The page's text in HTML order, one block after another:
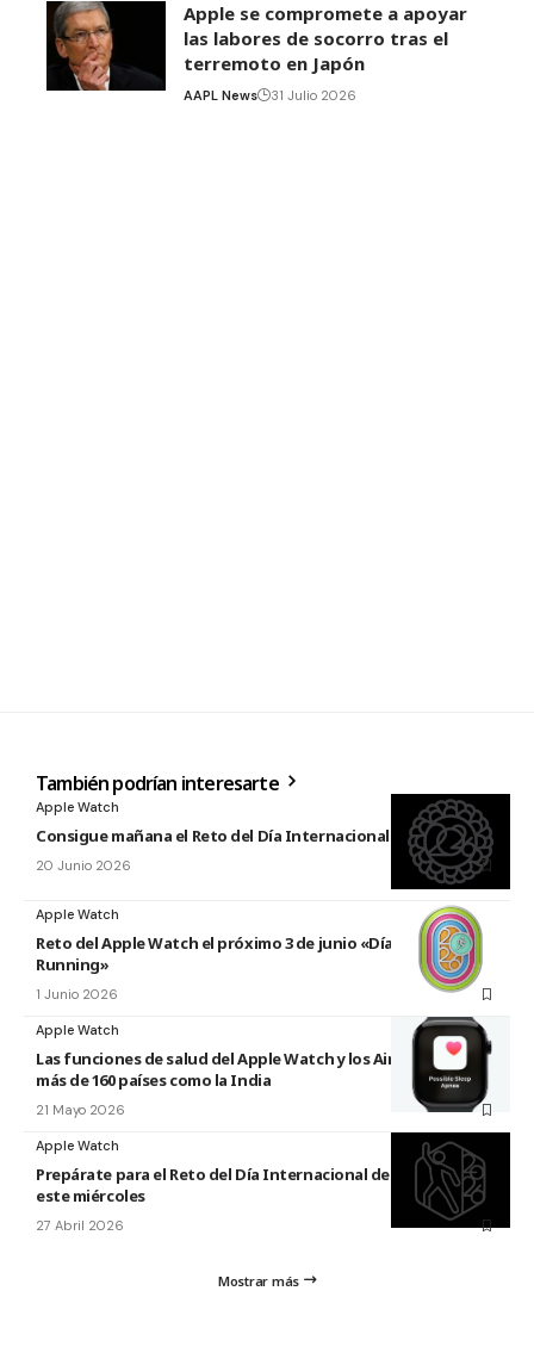
Apple se compromete a apoyar
las labores de socorro tras el
terremoto en Japón
AAPL News 31 Julio 2026
También podrían interesarte
Apple Watch
Consigue mañana el Reto del Día Internacional del Yoga 2026
20 Junio 2026
Apple Watch
Reto del Apple Watch el próximo 3 de junio «Día Mundial del
Running»
1 Junio 2026
Apple Watch
Las funciones de salud del Apple Watch y los AirPods llegan a
más de 160 países como la India
21 Mayo 2026
Apple Watch
Prepárate para el Reto del Día Internacional de la Danza 2026
este miércoles
27 Abril 2026
Mostrar más